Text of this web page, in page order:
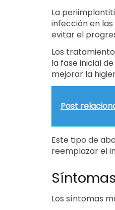
La
infección en
evitar el
Los
la fase inicial
mejorar la
Post
Este tipo de
reemplazar el
Los síntomas